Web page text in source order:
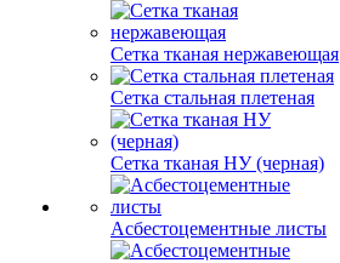
Сетка тканая нержавеющая
Сетка стальная плетеная
Сетка тканая НУ (черная)
Асбестоцементные листы